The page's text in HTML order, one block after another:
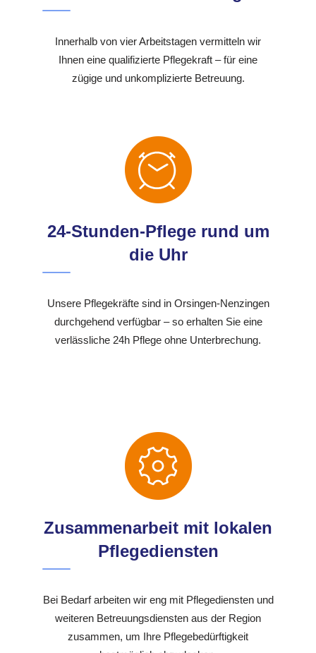
Innerhalb von vier Arbeitstagen vermitteln wir
Ihnen eine qualifizierte Pflegekraft – für eine
zügige und unkomplizierte Betreuung.
24-Stunden-Pflege rund um
die Uhr
Unsere Pflegekräfte sind in Orsingen-Nenzingen
durchgehend verfügbar – so erhalten Sie eine
verlässliche 24h Pflege ohne Unterbrechung.
Zusammenarbeit mit lokalen
Pflegediensten
Bei Bedarf arbeiten wir eng mit Pflegediensten und
weiteren Betreuungsdiensten aus der Region
zusammen, um Ihre Pflegebedürftigkeit